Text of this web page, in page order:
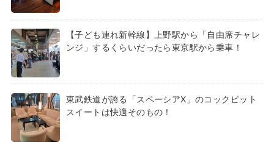
【子ども連れ新幹線】上野駅から「自由席チャレ
ンジ」するくらいだったら東京駅から乗車！
東武鉄道が誇る「スペーシアX」のコックピット
スイートは快適そのもの！